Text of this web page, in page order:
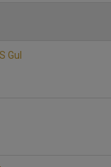
Gul